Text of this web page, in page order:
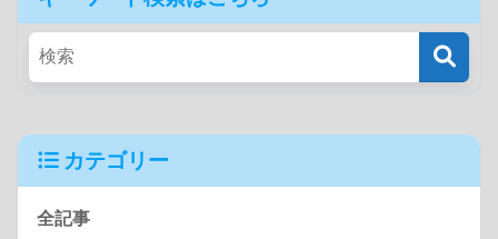
カテゴリー
全記事